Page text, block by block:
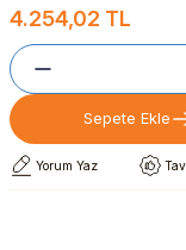
4.254,02 TL
Sepete Ekle
Yorum Yaz